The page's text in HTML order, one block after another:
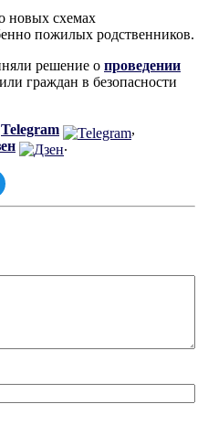
новых схемах
пожилых родственников.
решение о проведении
граждан в безопасности
Telegram
,
.